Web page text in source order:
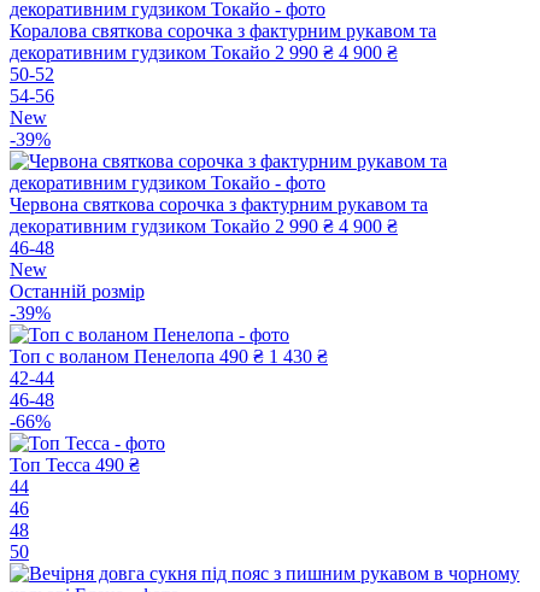
Коралова святкова сорочка з фактурним рукавом та
декоративним гудзиком Токайо 2 990 ₴ 4 900 ₴
50-52
54-56
New
-39%
Червона святкова сорочка з фактурним рукавом та
декоративним гудзиком Токайо 2 990 ₴ 4 900 ₴
46-48
New
Останній розмір
-39%
Топ с воланом Пенелопа 490 ₴ 1 430 ₴
42-44
46-48
-66%
Топ Тесса 490 ₴
44
46
48
50